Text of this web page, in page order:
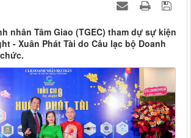
nhân Tâm Giao (TGEC) tham dự sự kiện
- Xuân Phát Tài do Câu lạc bộ Doanh